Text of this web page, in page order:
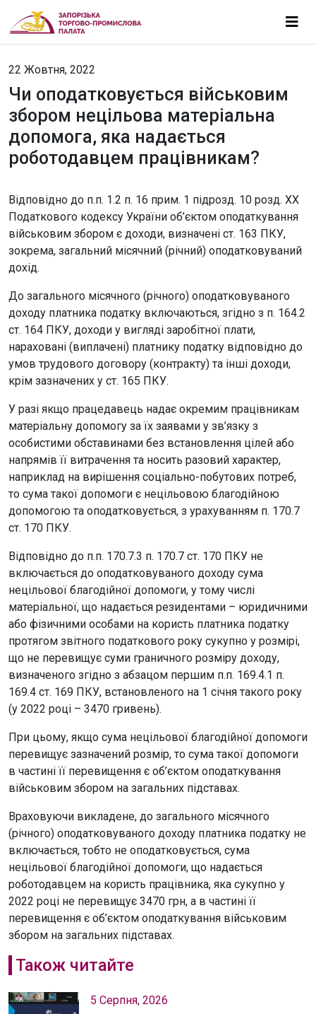
22 Жовтня, 2022
Чи оподатковується військовим
збором нецільова матеріальна
допомога, яка надається
роботодавцем працівникам?
Відповідно до п.п. 1.2 п. 16 прим. 1 підрозд. 10 розд. ХХ
Податкового кодексу України об’єктом оподаткування
військовим збором є доходи, визначені ст. 163 ПКУ,
зокрема, загальний місячний (річний) оподатковуваний
дохід.
До загального місячного (річного) оподатковуваного
доходу платника податку включаються, згідно з п. 164.2
ст. 164 ПКУ, доходи у вигляді заробітної плати,
нараховані (виплачені) платнику податку відповідно до
умов трудового договору (контракту) та інші доходи,
крім зазначених у ст. 165 ПКУ.
У разі якщо працедавець надає окремим працівникам
матеріальну допомогу за їх заявами у зв’язку з
особистими обставинами без встановлення цілей або
напрямів її витрачення та носить разовий характер,
наприклад на вирішення соціально-побутових потреб,
то сума такої допомоги є нецільовою благодійною
допомогою та оподатковується, з урахуванням п. 170.7
ст. 170 ПКУ.
Відповідно до п.п. 170.7.3 п. 170.7 ст. 170 ПКУ не
включається до оподатковуваного доходу сума
нецільової благодійної допомоги, у тому числі
матеріальної, що надається резидентами – юридичними
або фізичними особами на користь платника податку
протягом звітного податкового року сукупно у розмірі,
що не перевищує суми граничного розміру доходу,
визначеного згідно з абзацом першим п.п. 169.4.1 п.
169.4 ст. 169 ПКУ, встановленого на 1 січня такого року
(у 2022 році – 3470 гривень).
При цьому, якщо сума нецільової благодійної допомоги
перевищує зазначений розмір, то сума такої допомоги
в частині її перевищення є об’єктом оподаткування
військовим збором на загальних підставах.
Враховуючи викладене, до загального місячного
(річного) оподатковуваного доходу платника податку не
включається, тобто не оподатковується, сума
нецільової благодійної допомоги, що надається
роботодавцем на користь працівника, яка сукупно у
2022 році не перевищує 3470 грн, а в частині її
перевищення є об’єктом оподаткування військовим
збором на загальних підставах.
Також читайте
5 Серпня, 2026